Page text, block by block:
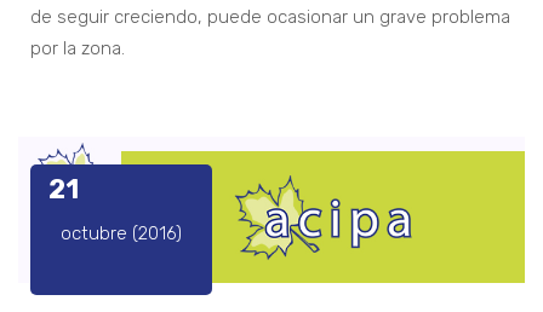
de seguir creciendo, puede ocasionar un grave problema
por la zona.
21
octubre (2016)